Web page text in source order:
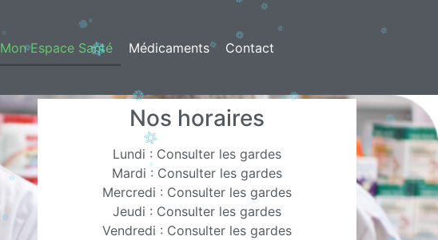
Mon Espace Santé Médicaments Contact
Nos horaires
Lundi : Consulter les gardes
Mardi : Consulter les gardes
Mercredi : Consulter les gardes
Jeudi : Consulter les gardes
Vendredi : Consulter les gardes